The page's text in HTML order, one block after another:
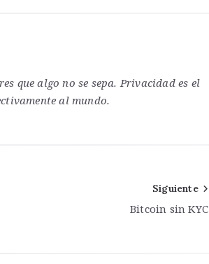
que algo no se sepa. Privacidad es el
al mundo.
Siguiente
Bitcoin sin KYC